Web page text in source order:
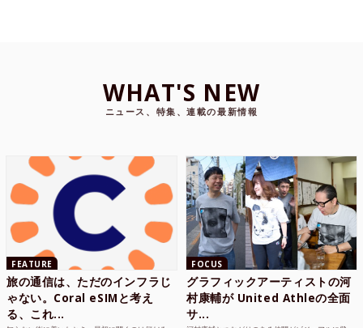
WHAT'S NEW
ニュース、特集、連載の最新情報
FEATURE
旅の通信は、ただのインフラじ
ゃない。Coral eSIMと考え
る、これ...
FOCUS
グラフィックアーティストの河
村康輔が United Athleの全面
サ...